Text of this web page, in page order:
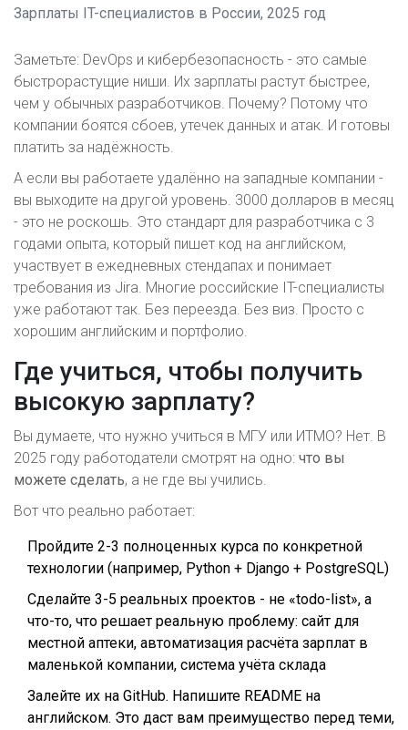
Зарплаты IT-специалистов в России, 2025 год
Заметьте: DevOps и кибербезопасность - это самые
быстрорастущие ниши. Их зарплаты растут быстрее,
чем у обычных разработчиков. Почему? Потому что
компании боятся сбоев, утечек данных и атак. И готовы
платить за надёжность.
А если вы работаете удалённо на западные компании -
вы выходите на другой уровень. 3000 долларов в месяц
- это не роскошь. Это стандарт для разработчика с 3
годами опыта, который пишет код на английском,
участвует в ежедневных стендапах и понимает
требования из Jira. Многие российские IT-специалисты
уже работают так. Без переезда. Без виз. Просто с
хорошим английским и портфолио.
Где учиться, чтобы получить
высокую зарплату?
Вы думаете, что нужно учиться в МГУ или ИТМО? Нет. В
2025 году работодатели смотрят на одно: что вы
можете сделать, а не где вы учились.
Вот что реально работает:
Пройдите 2-3 полноценных курса по конкретной
технологии (например, Python + Django + PostgreSQL)
Сделайте 3-5 реальных проектов - не «todo-list», а
что-то, что решает реальную проблему: сайт для
местной аптеки, автоматизация расчёта зарплат в
маленькой компании, система учёта склада
Залейте их на GitHub. Напишите README на
английском. Это даст вам преимущество перед теми,